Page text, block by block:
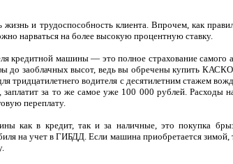
и трудоспособность клиента. Впрочем, как
нарваться на более высокую процентную ставку.
кредитной машины — это полное страхование
до заоблачных высот, ведь вы обречены купить
тридцатилетнего водителя с десятилетним стажем
заплатит за то же самое уже 100 000 рублей.
переплату.
как в кредит, так и за наличные, это покупка
на учет в ГИБДД. Если машина приобретается